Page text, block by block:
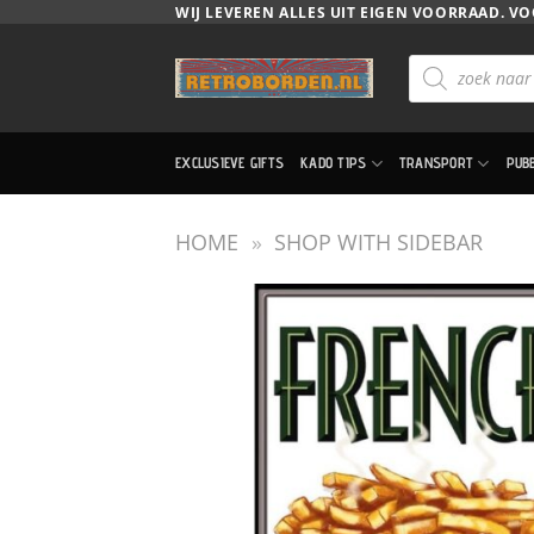
WIJ LEVEREN ALLES UIT EIGEN VOORRAAD.
Producten
zoeken
EXCLUSIEVE GIFTS KADO TIPS TRANSPORT
HOME » SHOP WITH SIDEBAR